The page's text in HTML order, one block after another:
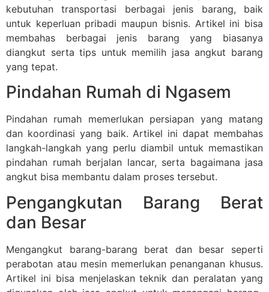
kebutuhan transportasi berbagai jenis barang, baik
untuk keperluan pribadi maupun bisnis. Artikel ini bisa
membahas berbagai jenis barang yang biasanya
diangkut serta tips untuk memilih jasa angkut barang
yang tepat.
Pindahan Rumah di Ngasem
Pindahan rumah memerlukan persiapan yang matang
dan koordinasi yang baik. Artikel ini dapat membahas
langkah-langkah yang perlu diambil untuk memastikan
pindahan rumah berjalan lancar, serta bagaimana jasa
angkut bisa membantu dalam proses tersebut.
Pengangkutan Barang Berat
dan Besar
Mengangkut barang-barang berat dan besar seperti
perabotan atau mesin memerlukan penanganan khusus.
Artikel ini bisa menjelaskan teknik dan peralatan yang